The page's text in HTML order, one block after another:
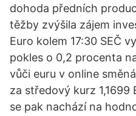
dohoda předních
těžby zvýšila zájem
Euro kolem 17:30 SEČ
pokles o 0,2 procenta
vůči euru v online
za středový kurz 1,1699
se pak nachází na